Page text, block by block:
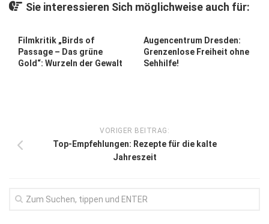
Top Branchen
SACHSEN IN PARIS
Sie interessieren Sich möglichweise auch für:
Filmkritik „Birds of
Passage – Das grüne
Gold“: Wurzeln der Gewalt
Augencentrum Dresden:
Grenzenlose Freiheit ohne
Sehhilfe!
VORIGER BEITRAG:
Top-Empfehlungen: Rezepte für die kalte
Jahreszeit